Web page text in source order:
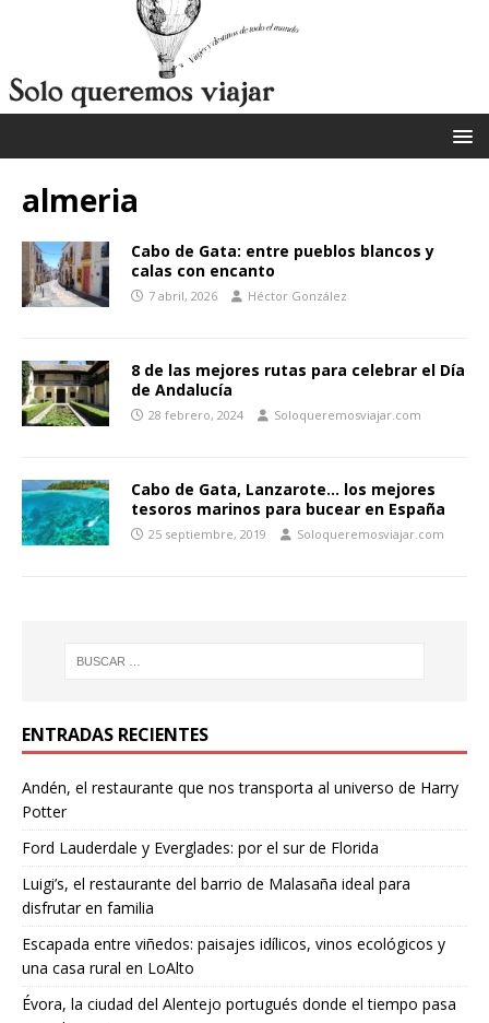
almeria
Cabo de Gata: entre pueblos blancos y
calas con encanto
7 abril, 2026 Héctor González
8 de las mejores rutas para celebrar el Día
de Andalucía
28 febrero, 2024 Soloqueremosviajar.com
Cabo de Gata, Lanzarote… los mejores
tesoros marinos para bucear en España
25 septiembre, 2019 Soloqueremosviajar.com
ENTRADAS RECIENTES
Andén, el restaurante que nos transporta al universo de Harry
Potter
Ford Lauderdale y Everglades: por el sur de Florida
Luigi’s, el restaurante del barrio de Malasaña ideal para
disfrutar en familia
Escapada entre viñedos: paisajes idílicos, vinos ecológicos y
una casa rural en LoAlto
Évora, la ciudad del Alentejo portugués donde el tiempo pasa